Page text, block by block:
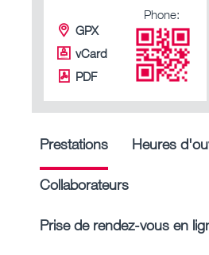
GPX
vCard
PDF
Phone:
Prestations Heures
Collaborateurs
Prise de rendez-vous en